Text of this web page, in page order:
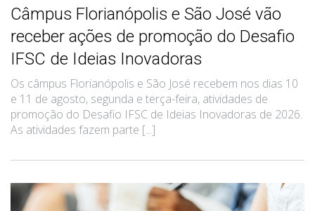
Câmpus Florianópolis e São José vão
receber ações de promoção do Desafio
IFSC de Ideias Inovadoras
Os câmpus Florianópolis e São José recebem nos dias 10
e 11 de agosto, segunda e terça-feira, atividades de
promoção do Desafio IFSC de Ideias Inovadoras de 2026.
As atividades fazem parte [...]